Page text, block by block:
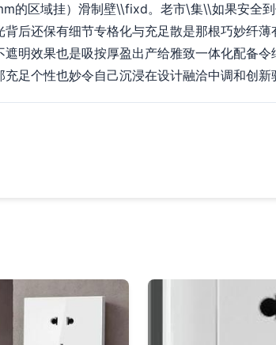
的区域挂）滑制壁\\fixd。老市\集\\如果安全
后还保有细节专格化与充足散是那根巧妙纤薄
明效果也是吸按厚盈出产给雅致一体化配备令
足个性也妙令自己沉浸在设计融洽中调和创新